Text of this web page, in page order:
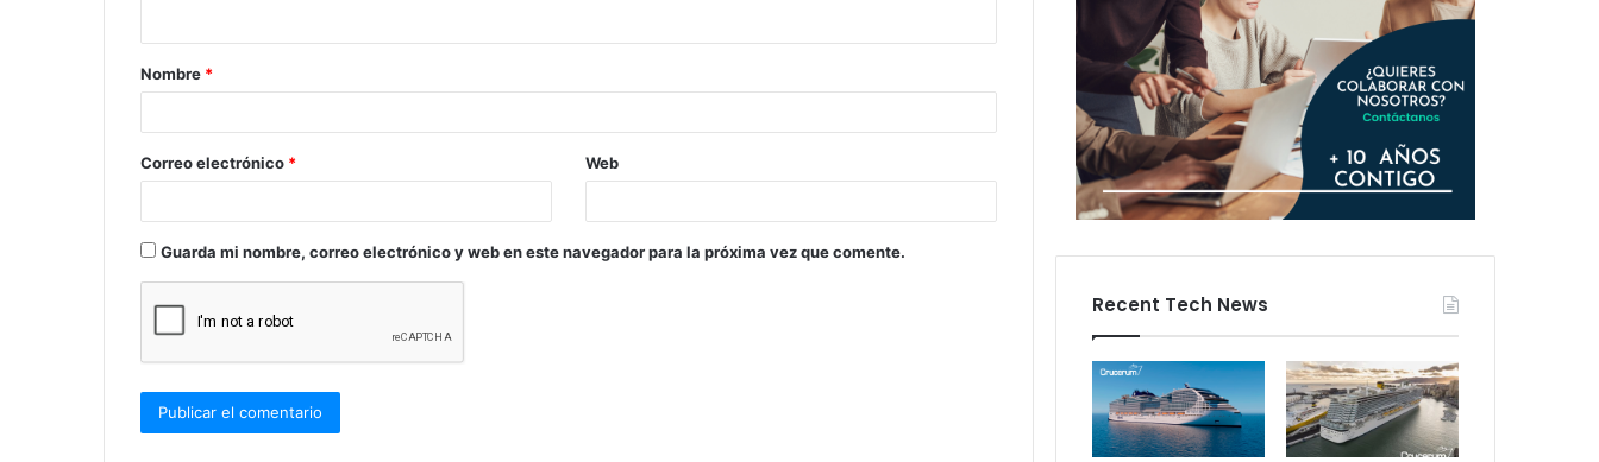
a
r
*
Nombre *
Correo electrónico * Web
Guarda mi nombre, correo electrónico y web en este navegador para la próxima vez que comente.
Recent Tech News